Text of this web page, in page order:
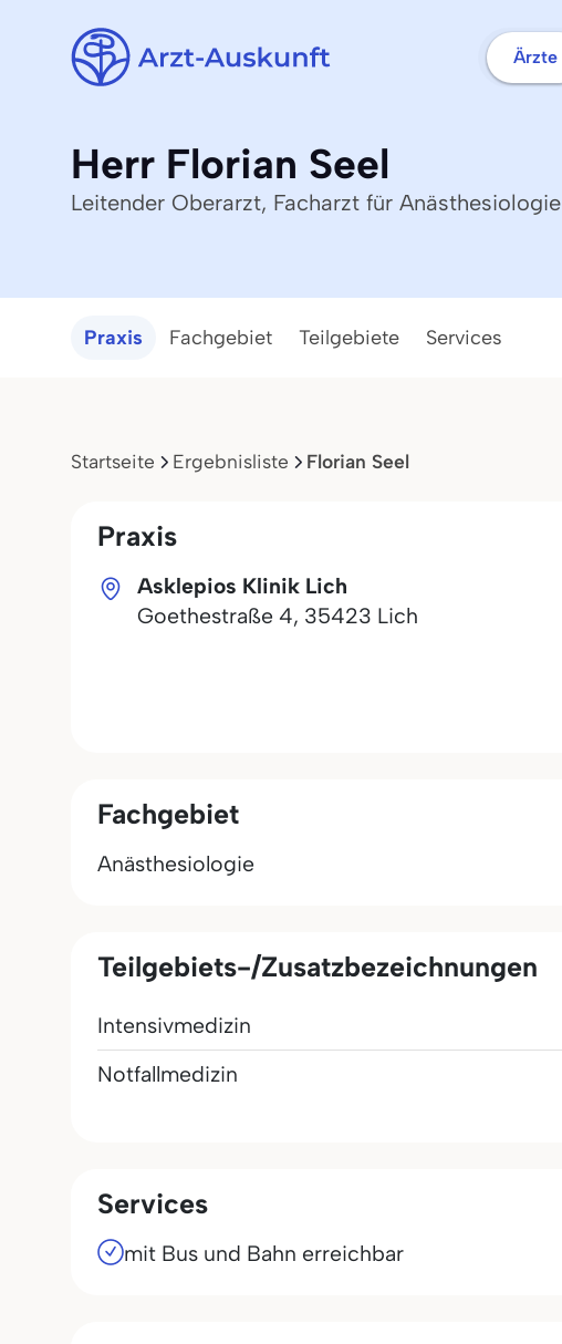
Ärzte
Herr Florian Seel
Leitender Oberarzt, Facharzt für Anästhesiologie
Praxis Fachgebiet Teilgebiete Services
Startseite Ergebnisliste Florian Seel
Praxis
Asklepios Klinik Lich
Goethestraße 4, 35423 Lich
Fachgebiet
Anästhesiologie
Teilgebiets-/Zusatzbezeichnungen
Intensivmedizin
Notfallmedizin
Services
mit Bus und Bahn erreichbar